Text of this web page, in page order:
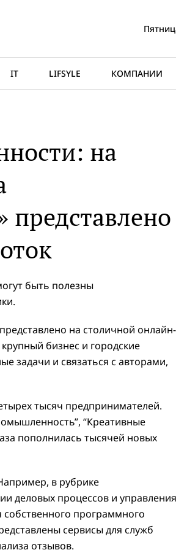
IT LIFSYLE КОМПАНИИ
на
быть полезны
на столичной онлайн-
бизнес и городские
задачи и связаться с авторами,
тысяч предпринимателей.
“Креативные
пополнилась тысячей новых
в рубрике
деловых процессов и управления
программного
сервисы для служб
отзывов.